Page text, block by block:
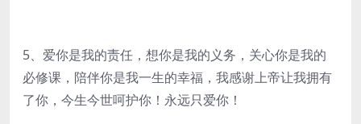
5、爱你是我的责任，想你是我的义务，关心你是我的
必修课，陪伴你是我一生的幸福，我感谢上帝让我拥有
了你，今生今世呵护你！永远只爱你！